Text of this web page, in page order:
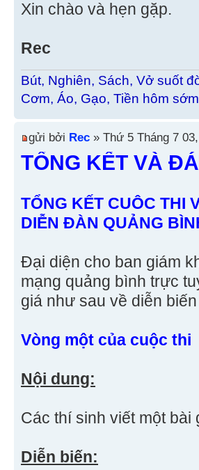
Xin chào và hẹn gặp.
Rec
Bút, Nghiên, Sách, Vở suốt
Cơm, Áo, Gạo, Tiền hôm
gửi bởi Rec » Thứ 5 Tháng 7
TỔNG KẾT VÀ
TỔNG KẾT CUÔC THI
DIỄN ĐÀN QUẢNG
Đại diện cho ban giám
mạng quảng bình trực
giá như sau về diễn
Vòng một của cuộc thi
Nội dung:
Các thí sinh viết một bài
Diễn biến: